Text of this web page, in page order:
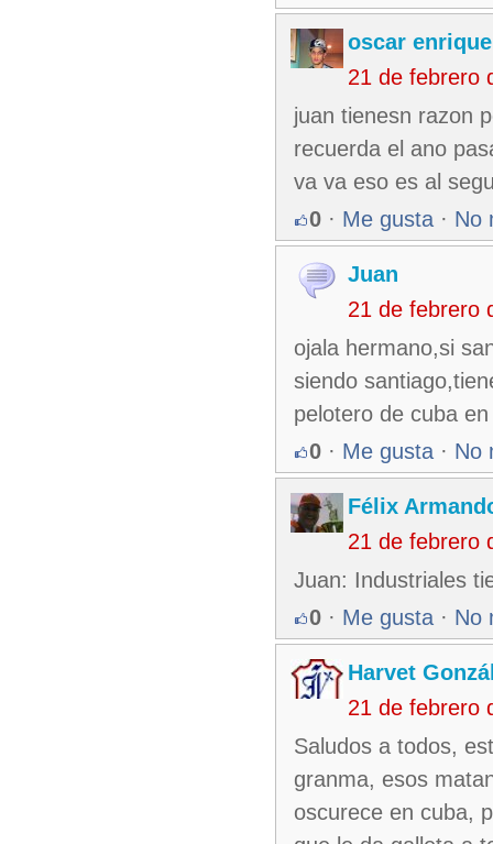
oscar enrique
21 de febrero
juan tienesn razon
recuerda el ano
va va eso es al
0 · Me gusta · No
Juan
21 de febrero
ojala hermano,si
siendo
pelotero de cuba
0 · Me gusta · No
Félix
21 de febrero
Juan: Industriales
0 · Me gusta · No
Harvet
21 de febrero
Saludos a todos,
granma, esos
oscurece en cuba,